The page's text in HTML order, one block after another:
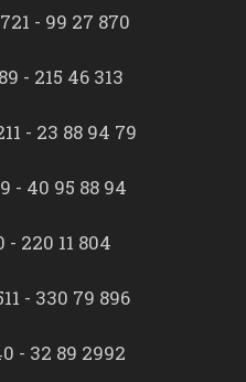
- 99 27 870
- 215 46 313
- 23 88 94 79
- 40 95 88 94
- 220 11 804
- 330 79 896
- 32 89 2992